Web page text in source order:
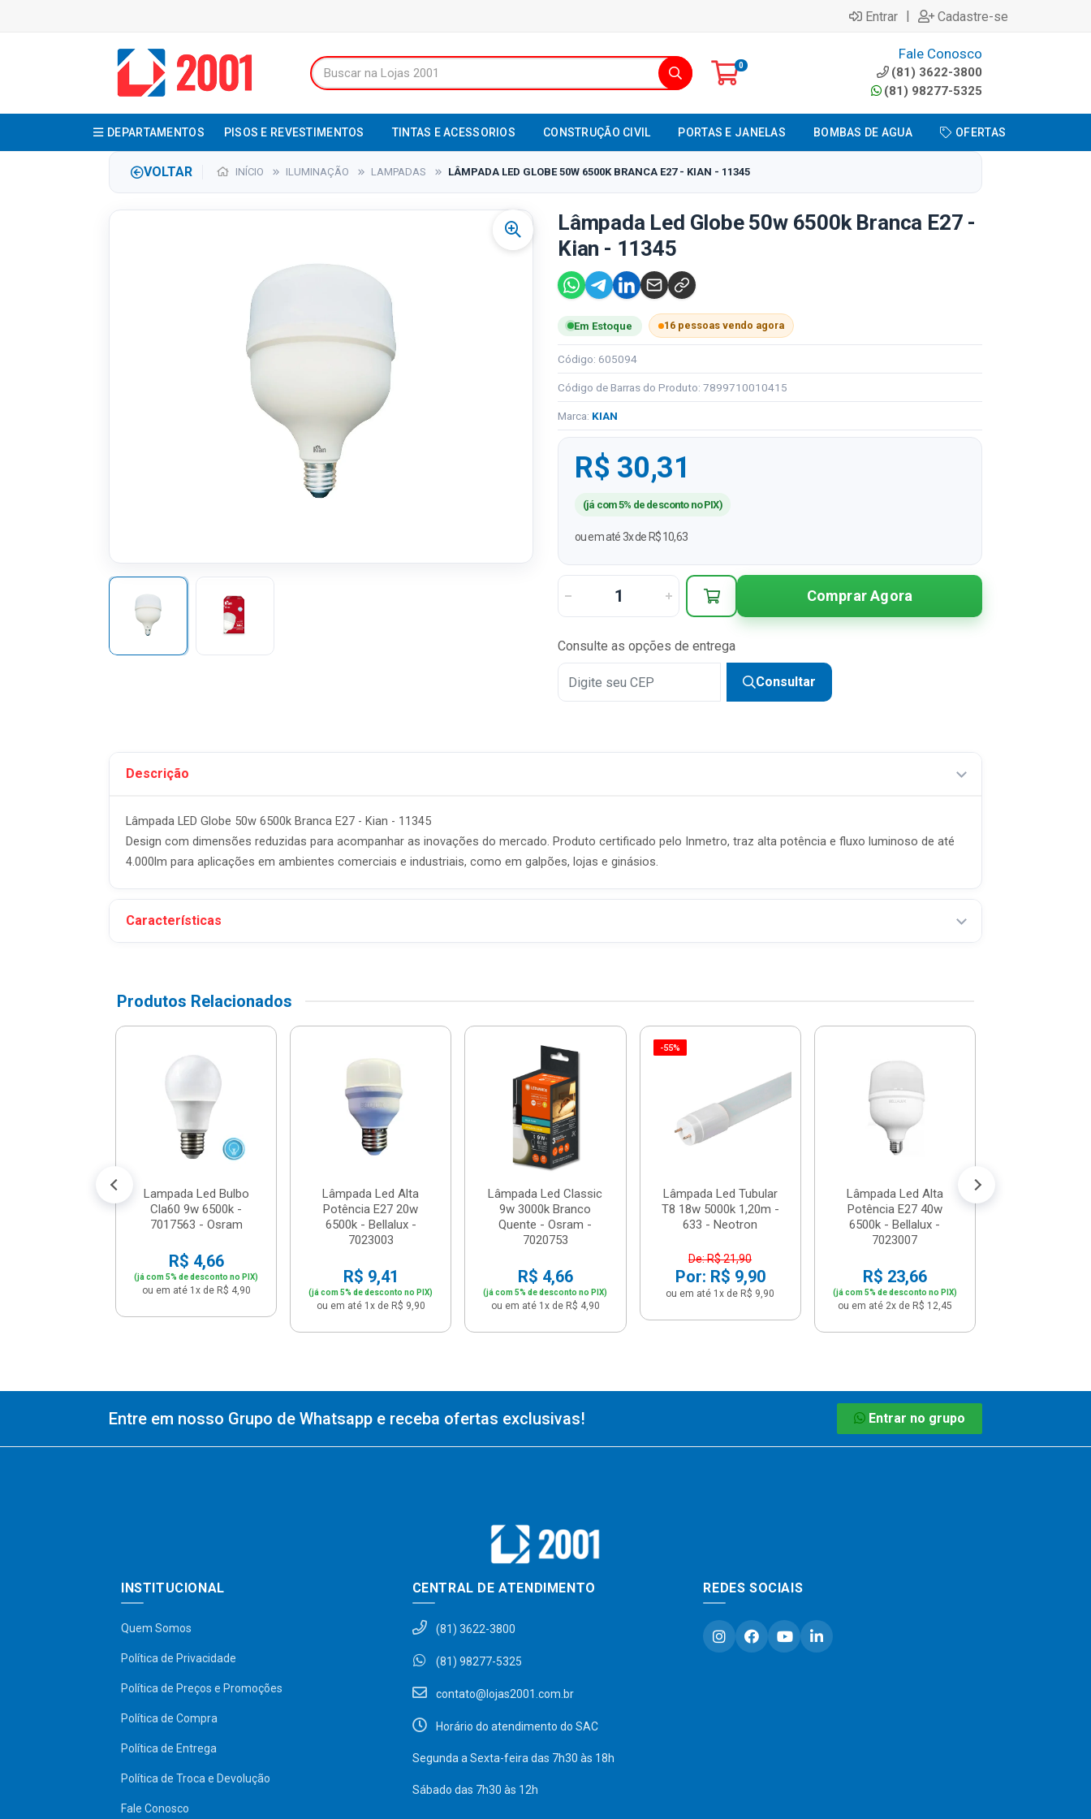
Entrar | Cadastre-se
0
Fale Conosco
(81) 3622-3800
(81) 98277-5325
DEPARTAMENTOS PISOS E REVESTIMENTOS TINTAS E ACESSORIOS CONSTRUÇÃO CIVIL PORTAS E JANELAS BOMBAS DE AGUA OFERTAS
VOLTAR INÍCIO ILUMINAÇÃO LAMPADAS LÂMPADA LED GLOBE 50W 6500K BRANCA E27 - KIAN - 11345
Lâmpada Led Globe 50w 6500k Branca E27 -
Kian - 11345
Em Estoque 16 pessoas vendo agora
Código: 605094
Código de Barras do Produto: 7899710010415
Marca: KIAN
R$ 30,31
(já com 5% de desconto no PIX)
ou em até 3x de R$ 10,63
Comprar Agora
Consulte as opções de entrega
Consultar
Descrição
Lâmpada LED Globe 50w 6500k Branca E27 - Kian - 11345
Design com dimensões reduzidas para acompanhar as inovações do mercado. Produto certificado pelo Inmetro, traz alta potência e fluxo luminoso de até
4.000lm para aplicações em ambientes comerciais e industriais, como em galpões, lojas e ginásios.
Características
Produtos Relacionados
Lampada Led Bulbo
Cla60 9w 6500k -
7017563 - Osram
R$ 4,66
(já com 5% de desconto no PIX)
ou em até 1x de R$ 4,90
Lâmpada Led Alta
Potência E27 20w
6500k - Bellalux -
7023003
R$ 9,41
(já com 5% de desconto no PIX)
ou em até 1x de R$ 9,90
Lâmpada Led Classic
9w 3000k Branco
Quente - Osram -
7020753
R$ 4,66
(já com 5% de desconto no PIX)
ou em até 1x de R$ 4,90
-55%
Lâmpada Led Tubular
T8 18w 5000k 1,20m -
633 - Neotron
De: R$ 21,90
Por: R$ 9,90
ou em até 1x de R$ 9,90
Lâmpada Led Alta
Potência E27 40w
6500k - Bellalux -
7023007
R$ 23,66
(já com 5% de desconto no PIX)
ou em até 2x de R$ 12,45
Entre em nosso Grupo de Whatsapp e receba ofertas exclusivas! Entrar no grupo
INSTITUCIONAL
Quem Somos
Política de Privacidade
Política de Preços e Promoções
Política de Compra
Política de Entrega
Política de Troca e Devolução
Fale Conosco
CENTRAL DE ATENDIMENTO
(81) 3622-3800
(81) 98277-5325
contato@lojas2001.com.br
Horário do atendimento do SAC
Segunda a Sexta-feira das 7h30 às 18h
Sábado das 7h30 às 12h
REDES SOCIAIS